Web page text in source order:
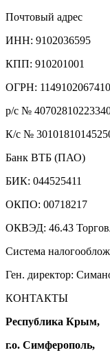
Почтовый адрес
ИНН: 9102036595
КПП: 910201001
ОГРН: 1149102067410
р/с №
К/с №
Банк ВТБ (ПАО)
БИК: 044525411
ОКПО: 00718217
ОКВЭД: 46.43
Система
Ген. директор:
КОНТАКТЫ
Республика Крым,
г.о. Симферополь,